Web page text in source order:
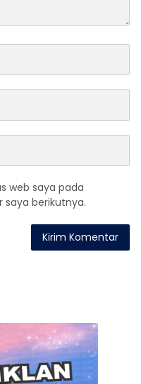
web saya pada
berikutnya.